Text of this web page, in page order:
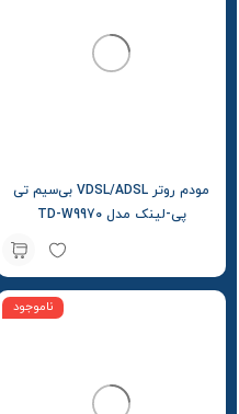
مودم روتر VDSL/ADSL بی‌سیم تی
پی-لینک مدل TD-W9970
ناموجود